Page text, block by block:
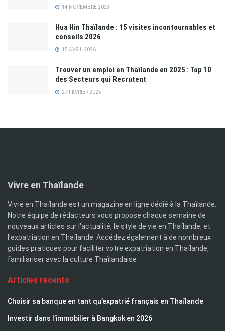
14 NOVEMBRE 2023
Hua Hin Thaïlande : 15 visites incontournables et
conseils 2026
15 AVRIL 2026
Trouver un emploi en Thaïlande en 2025 : Top 10
des Secteurs qui Recrutent
27 FÉVRIER 2025
Vivre en Thaïlande
Vivre en Thaïlande est un magazine en ligne dédié à la Thaïlande.
Notre équipe de rédacteurs vous propose chaque semaine de
nouveaux articles sur l'actualité, le style de vie en Thaïlande, et
l'expatriation en Thaïlande. Accédez également à de nombreux
guides pratiques pour faciliter votre expatriation en Thaïlande,
familiariser avec la culture Thaïlandaise
Articles récents
Choisir sa banque en tant qu’expatrié français en Thaïlande
Investir dans l’immobilier à Bangkok en 2026